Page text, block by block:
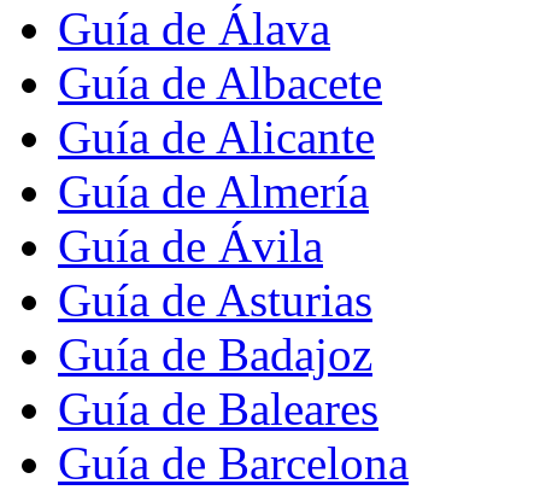
Guía de Álava
Guía de Albacete
Guía de Alicante
Guía de Almería
Guía de Ávila
Guía de Asturias
Guía de Badajoz
Guía de Baleares
Guía de Barcelona